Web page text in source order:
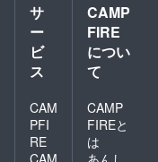
サ
ー
ビ
ス
CAM
PFI
RE
CAM
CAMP
FIRE
につい
て
CAMP
FIREと
は
あんし